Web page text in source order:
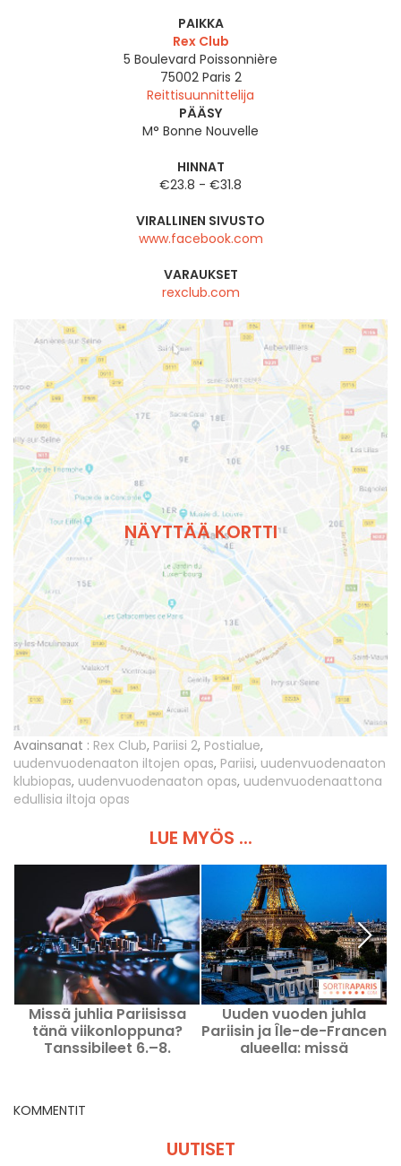
PAIKKA
Rex Club
5 Boulevard Poissonnière
75002 Paris 2
Reittisuunnittelija
PÄÄSY
M° Bonne Nouvelle
HINNAT
€23.8 - €31.8
VIRALLINEN SIVUSTO
www.facebook.com
VARAUKSET
rexclub.com
NÄYTTÄÄ KORTTI
Avainsanat : Rex Club, Pariisi 2, Postialue,
uudenvuodenaaton iltojen opas, Pariisi, uudenvuodenaaton
klubiopas, uudenvuodenaaton opas, uudenvuodenaattona
edullisia iltoja opas
LUE MYÖS ...
Missä juhlia Pariisissa
tänä viikonloppuna?
Tanssibileet 6.–8.
Uuden vuoden juhla
Pariisin ja Île-de-Francen
alueella: missä
KOMMENTIT
UUTISET